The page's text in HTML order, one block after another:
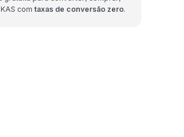
com taxas de conversão zero.